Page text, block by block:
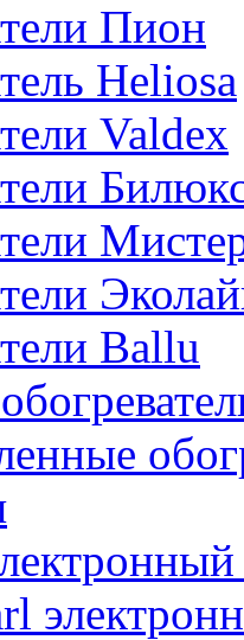
Пион
Heliosa
Valdex
Ballu